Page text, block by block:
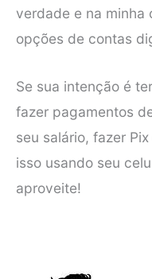
verdade e na minha
opções de contas
Se sua intenção é
fazer pagamentos
seu salário, fazer
isso usando seu
aproveite!